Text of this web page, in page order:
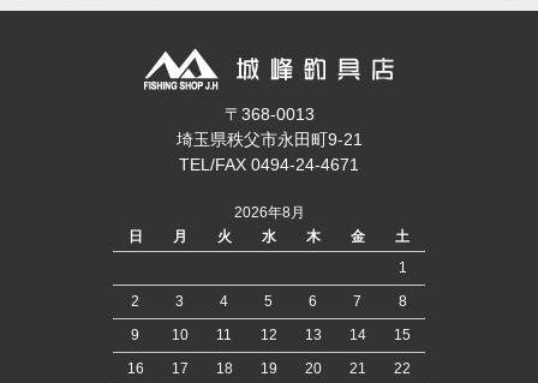
〒368-0013
埼玉県秩父市永田町9-21
TEL/FAX 0494-24-4671
2026年8月
日
月 火 水 木 金
土
1
2
3 4 5 6 7
8
9
10 11 12 13 14
15
16
17 18 19 20 21
22